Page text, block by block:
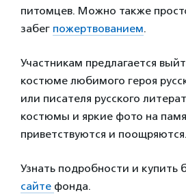
питомцев. Можно также
забег пожертвованием.
Участникам предлагается
костюме любимого героя
или писателя русского
костюмы и яркие фото на
приветствуются и поощряются.
Узнать подробности и
сайте фонда.